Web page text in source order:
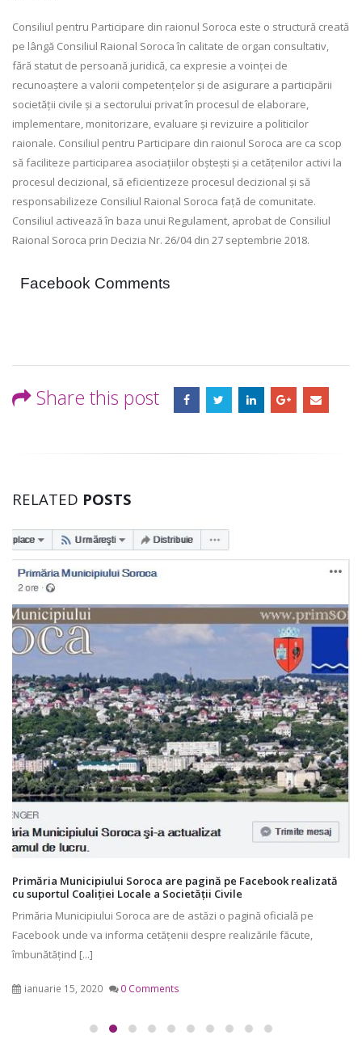
Consiliul pentru Participare din raionul Soroca este o structură creată
pe lângă Consiliul Raional Soroca în calitate de organ consultativ,
fără statut de persoană juridică, ca expresie a voinței de
recunoaștere a valorii competențelor și de asigurare a participării
societății civile și a sectorului privat în procesul de elaborare,
implementare, monitorizare, evaluare și revizuire a politicilor
raionale. Consiliul pentru Participare din raionul Soroca are ca scop
să faciliteze participarea asociațiilor obștești și a cetățenilor activi la
procesul decizional, să eficientizeze procesul decizional și să
responsabilizeze Consiliul Raional Soroca față de comunitate.
Consiliul activează în baza unui Regulament, aprobat de Consiliul
Raional Soroca prin Decizia Nr. 26/04 din 27 septembrie 2018.
Facebook Comments
Share this post
RELATED POSTS
Primăria Municipiului Soroca are pagină pe Facebook realizată
cu suportul Coaliției Locale a Societății Civile
Primăria Municipiului Soroca are de astăzi o pagină oficială pe
Facebook unde va informa cetățenii despre realizările făcute,
îmbunătățind [...]
ianuarie 15, 2020 0 Comments